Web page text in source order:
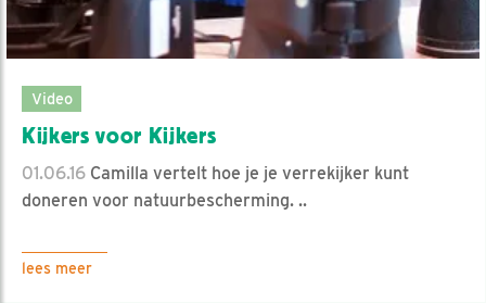
Video
Kijkers voor Kijkers
01.06.16 Camilla vertelt hoe je je verrekijker kunt
doneren voor natuurbescherming. ..
lees meer